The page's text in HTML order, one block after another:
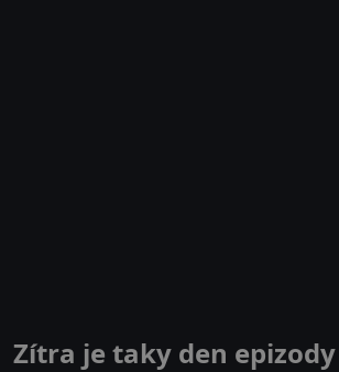
Zítra je taky den epizody